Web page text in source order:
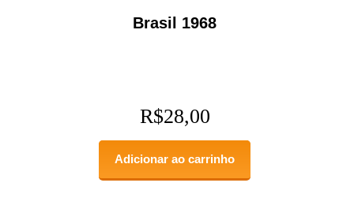
Brasil 1968
R$28,00
Adicionar ao carrinho